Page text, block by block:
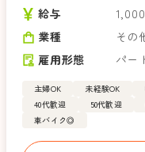
給与
業種
その
雇用形態
パー
主婦OK 未経験OK
40代歓迎
50代歓迎
車バイク◎